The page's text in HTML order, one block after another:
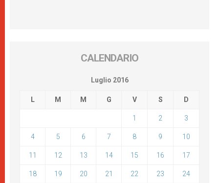
CALENDARIO
Luglio 2016
L M M G V S D
1 2 3
4 5 6 7 8 9 10
11 12 13 14 15 16 17
18 19 20 21 22 23 24